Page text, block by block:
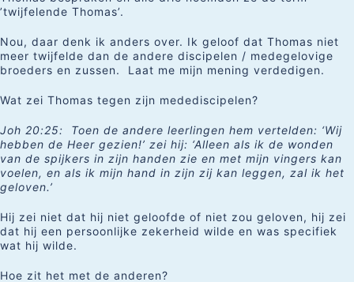
’twijfelende Thomas’.
Nou, daar denk ik anders over. Ik geloof dat Thomas niet
meer twijfelde dan de andere discipelen / medegelovige
broeders en zussen. Laat me mijn mening verdedigen.
Wat zei Thomas tegen zijn medediscipelen?
Joh 20:25: Toen de andere leerlingen hem vertelden: ‘Wij
hebben de Heer gezien!’ zei hij: ‘Alleen als ik de wonden
van de spijkers in zijn handen zie en met mijn vingers kan
voelen, en als ik mijn hand in zijn zij kan leggen, zal ik het
geloven.’
Hij zei niet dat hij niet geloofde of niet zou geloven, hij zei
dat hij een persoonlijke zekerheid wilde en was specifiek
wat hij wilde.
Hoe zit het met de anderen?